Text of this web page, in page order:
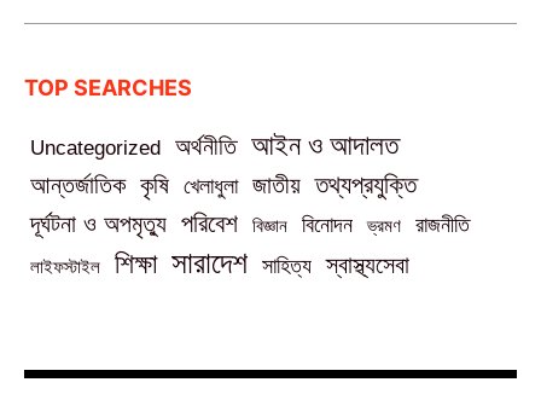
TOP SEARCHES
Uncategorized অর্থনীতি আইন ও আদালত
আন্তর্জাতিক কৃষি খেলাধুলা জাতীয় তথ্যপ্রযুক্তি
দূর্ঘটনা ও অপমৃত্যু পরিবেশ বিজ্ঞান বিনোদন ভ্রমণ রাজনীতি
লাইফস্টাইল শিক্ষা সারাদেশ সাহিত্য স্বাস্থ্যসেবা